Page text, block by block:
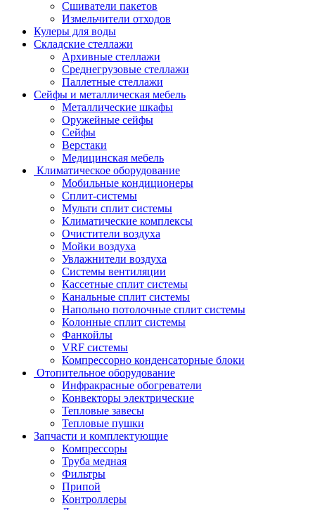
Сшиватели пакетов
Измельчители отходов
Кулеры для воды
Складские стеллажи
Архивные стеллажи
Среднегрузовые стеллажи
Паллетные стеллажи
Сейфы и металлическая мебель
Металлические шкафы
Оружейные сейфы
Сейфы
Верстаки
Медицинская мебель
Климатическое оборудование
Мобильные кондиционеры
Сплит-системы
Мульти сплит системы
Климатические комплексы
Очистители воздуха
Мойки воздуха
Увлажнители воздуха
Системы вентиляции
Кассетные сплит системы
Канальные сплит системы
Напольно потолочные сплит системы
Колонные сплит системы
Фанкойлы
VRF системы
Компрессорно конденсаторные блоки
Отопительное оборудование
Инфракрасные обогреватели
Конвекторы электрические
Тепловые завесы
Тепловые пушки
Запчасти и комплектующие
Компрессоры
Труба медная
Фильтры
Припой
Контроллеры